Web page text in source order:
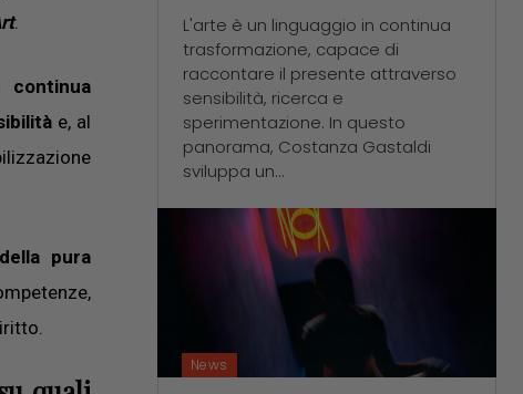
.
continua
e, al
pura
L'arte è un linguaggio in continua
trasformazione, capace di
raccontare il presente attraverso
sensibilità, ricerca e
sperimentazione. In questo
panorama, Costanza Gastaldi
sviluppa un...
News